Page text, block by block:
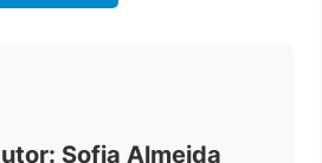
Sofia Almeida